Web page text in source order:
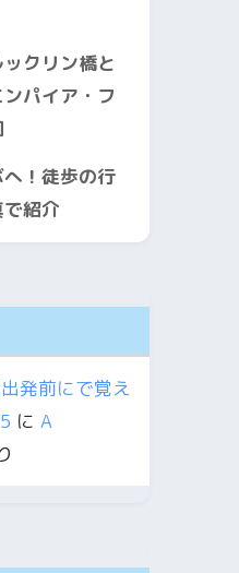
クリン橋と
パイア・フ
！徒歩の行
紹介
発前にで覚え
に A